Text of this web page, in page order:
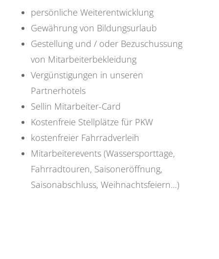
persönliche Weiterentwicklung
Gewährung von Bildungsurlaub
Gestellung und / oder Bezuschussung
von Mitarbeiterbekleidung
Vergünstigungen in unseren
Partnerhotels
Sellin Mitarbeiter-Card
Kostenfreie Stellplätze für PKW
kostenfreier Fahrradverleih
Mitarbeiterevents (Wassersporttage,
Fahrradtouren, Saisoneröffnung,
Saisonabschluss, Weihnachtsfeiern…)